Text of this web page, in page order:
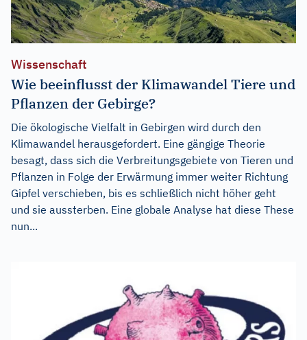
Wissenschaft
Wie beeinflusst der Klimawandel Tiere und
Pflanzen der Gebirge?
Die ökologische Vielfalt in Gebirgen wird durch den
Klimawandel herausgefordert. Eine gängige Theorie
besagt, dass sich die Verbreitungsgebiete von Tieren und
Pflanzen in Folge der Erwärmung immer weiter Richtung
Gipfel verschieben, bis es schließlich nicht höher geht
und sie aussterben. Eine globale Analyse hat diese These
nun...